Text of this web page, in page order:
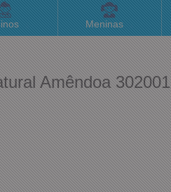
Meninas
Amêndoa 302001